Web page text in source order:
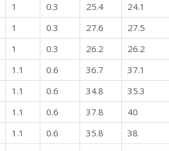
1 0.3 25.4 24.1
1 0.3 27.6 27.5
1 0.3 26.2 26.2
1.1 0.6 36.7 37.1
1.1 0.6 34.8 35.3
1.1 0.6 37.8 40
1.1 0.6 35.8 38